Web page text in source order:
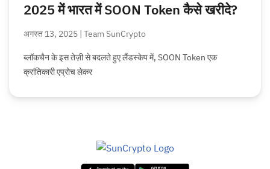
2025 में भारत में SOON Token कैसे खरीदे?
अगस्त 13, 2025 | Team SunCrypto
ब्लॉकचैन के इस तेज़ी से बदलते हुए लैंडस्केप में, SOON Token एक
क्रांतिकारी एप्रोच लेकर